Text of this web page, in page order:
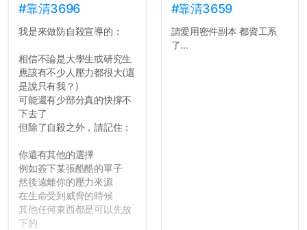
#靠清3696
我是來做防自殺宣導的：
相信不論是大學生或研究生
應該有不少人壓力都很大(還
是說只有我？)
可能還有少部分真的快撐不
下去了
但除了自殺之外，請記住：
你還有其他的選擇
例如簽下某張酷酷的單子
然後遠離你的壓力來源
在生命受到威脅的時候
其他任何東西都是可以先放
下的
#靠清3659
請愛用密件副本 都資工系
了...